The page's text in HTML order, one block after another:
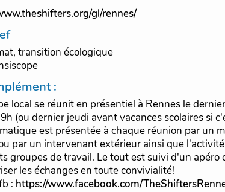
gl/rennes/
transition écologique
:
local se réunit en présentiel à Rennes le
(ou dernier jeudi avant vacances scolaires si
est présentée à chaque réunion par un
par un intervenant extérieur ainsi que
groupes de travail. Le tout est suivi d'un apéro
les échanges en toute convivialité!
: https://www.facebook.com/